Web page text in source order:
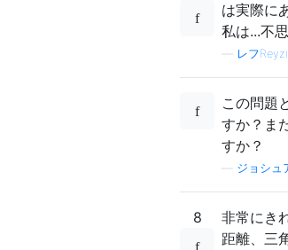
は実際に
私は...不
レフ
この問題
すか？ま
すか？
ジョシュ
8
非常にき
距離、三